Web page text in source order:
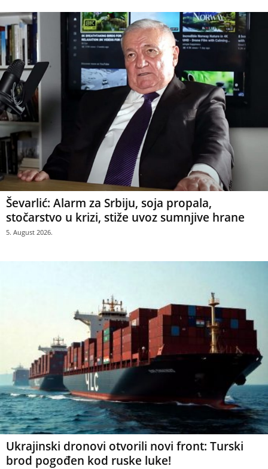
Ševarlić: Alarm za Srbiju, soja propala,
stočarstvo u krizi, stiže uvoz sumnjive hrane
5. August 2026.
Ukrajinski dronovi otvorili novi front: Turski
brod pogođen kod ruske luke!